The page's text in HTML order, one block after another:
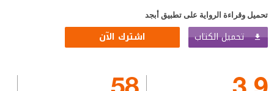
تحميل وقراءة الرواية على تطبيق أبجد
تحميل الكتاب اشترك الآن